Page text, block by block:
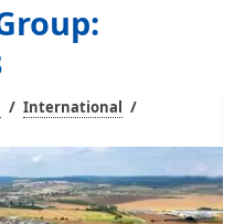
/ International /